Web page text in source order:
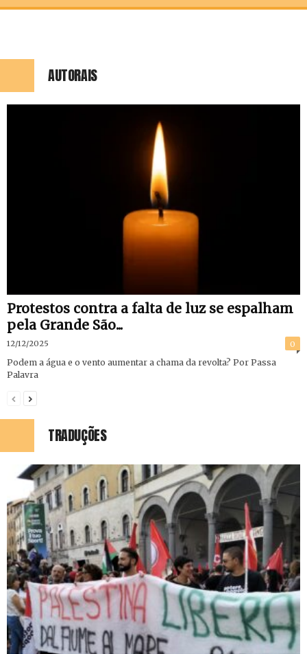
AUTORAIS
Protestos contra a falta de luz se espalham
pela Grande São...
12/12/2025 0
Podem a água e o vento aumentar a chama da revolta? Por Passa
Palavra
TRADUÇÕES